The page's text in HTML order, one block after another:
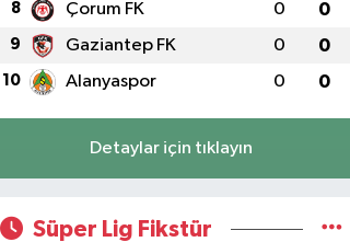
8 Çorum FK 0 0
9 Gaziantep FK 0 0
10 Alanyaspor 0 0
Detaylar için tıklayın
Süper Lig Fikstür